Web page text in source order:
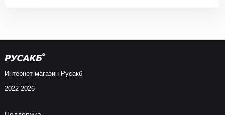
Интернет-магазин Русакб
2022-2026